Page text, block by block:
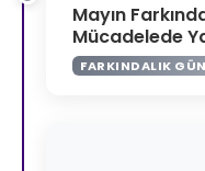
Mayın
Mücadelede
FARKINDALIK